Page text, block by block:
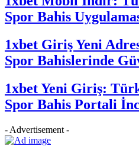
Spor Bahis
1xbet Giriş Yeni
Spor Bahislerinde
1xbet Yeni Giriş:
Spor Bahis Portali
- Advertisement -